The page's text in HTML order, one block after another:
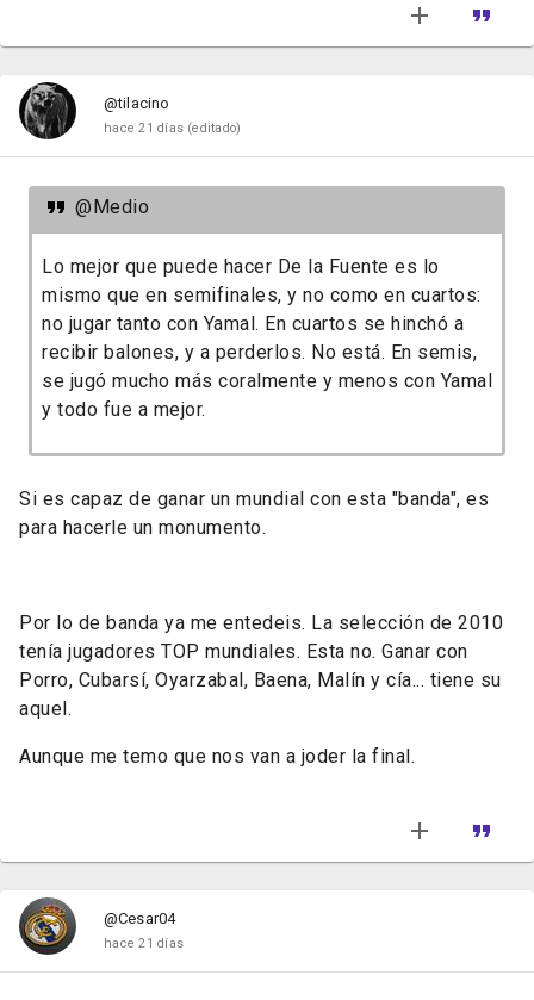
@tilacino
hace 21 días (editado)
@Medio
Lo mejor que puede hacer De la Fuente es lo
mismo que en semifinales, y no como en cuartos:
no jugar tanto con Yamal. En cuartos se hinchó a
recibir balones, y a perderlos. No está. En semis,
se jugó mucho más coralmente y menos con Yamal
y todo fue a mejor.
Si es capaz de ganar un mundial con esta "banda", es
para hacerle un monumento.
Por lo de banda ya me entedeis. La selección de 2010
tenía jugadores TOP mundiales. Esta no. Ganar con
Porro, Cubarsí, Oyarzabal, Baena, Malín y cía... tiene su
aquel.
Aunque me temo que nos van a joder la final.
@Cesar04
hace 21 días